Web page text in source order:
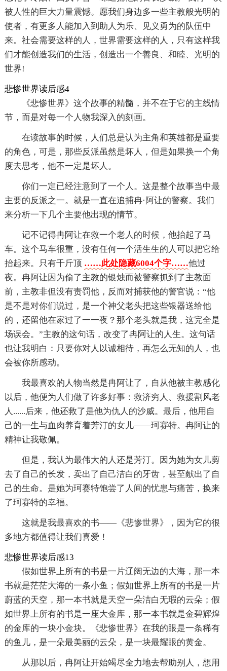
被人性的巨大力量震憾。愿我们身边多一些主教般光明的
使者，有更多人能加入到助人为乐、见义勇为的队伍中
来。社会需要这样的人，世界需要这样的人，只有这样我
们才能创造我们的生活，创造出一个善良、和睦、光明的
世界!
悲惨世界读后感4
《悲惨世界》这个故事的精髓，并不在于它的主线情
节，而是对每一个人物我深入的刻画。
在读故事的时候，人们总是认为主角和英雄都是重要
的角色，可是，那些反派虽然是坏人，但是如果换一个角
度去思考，他不一定是坏人。
你们一定已经注意到了一个人。这是整个故事当中最
主要的反派之一。就是一直在追捕冉·阿让的警察。我们
来分析一下几个主要他出现的情节。
记不记得冉阿让在救一个老人的时候，他抬起了马
车。这个马车很重，没有任何一个活生生的人可以把它给
抬起来。只有千斤顶 ……此处隐藏6004个字……他过
夜。冉阿让因为偷了主教的银烛而被警察抓到了主教面
前，主教非但没有责罚他，反而对捕获他的警官说：“他
是不是对你们说过，是一个神父老头把这些银器送给他
的，还留他在家过了一一夜？那个老头就是我，这完全是
场误会。”主教的这句话，改变了冉阿让的人生。这句话
也让我明白：只要你对人以诚相待，再怎么无知的人，也
会被你所感动。
我最喜欢的人物当然是冉阿让了，自从他被主教感化
以后，他便为人们做了许多好事：救济穷人、救援割风老
人......后来，他还救了是他为仇人的沙威。最后，他用自
己的一生与血肉养育着芳汀的女儿——珂赛特。冉阿让的
精神让我敬佩。
但是，我认为最伟大的人还是芳汀。因为她为女儿剪
去了自己的长发，卖出了自己洁白的牙齿，甚至献出了自
己的生命。是她为珂赛特饱尝了人间的忧患与痛苦，换来
了珂赛特的幸福。
这就是我最喜欢的书——《悲惨世界》，因为它的很
多地方都值得让我们喜爱！
悲惨世界读后感13
假如世界上所有的书是一片辽阔无边的大海，那一本
书就是茫茫大海的一条小鱼；假如世界上所有的书是一片
蔚蓝的天空，那一本书就是天空一朵洁白无瑕的云朵；假
如世界上所有的书是一座大金库，那一本书就是金碧辉煌
的金库的一块小金块。《悲惨世界》在我的眼是一条稀有
的鱼儿，是一朵最美丽的云朵，是一块最耀眼的黄金。
从那以后，冉阿让开始竭尽全力地去帮助别人，想用